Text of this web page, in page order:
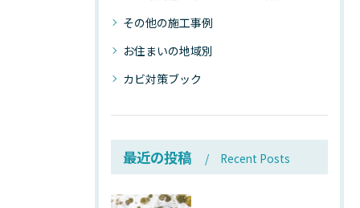
その他の施工事例
お住まいの地域別
カビ対策ブック
最近の投稿 Recent Posts